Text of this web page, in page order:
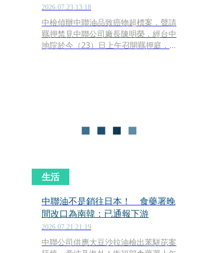
2026.07.23 13:18
中檢偵辦中聯油品致癌物超標案，聲請
羈押禁見中聯公司廠長陳明榮，經台中
地院於今（23）日上午召開羈押庭，裁
生活
中聯油不是銷往日本！ 食藥署晚
間改口為南韓：已通報下游
2026.07.21 21:19
中聯公司供應大豆沙拉油檢出苯駢芘案